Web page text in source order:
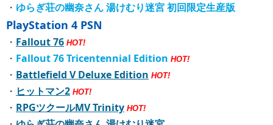
・ ゆらぎ荘の幽奈さん 湯けむり迷宮 初回限定生産版
PlayStation 4 PSN
・ Fallout 76 HOT!
・ Fallout 76 Tricentennial Edition HOT!
・ Battlefield V Deluxe Edition HOT!
・ ヒットマン2 HOT!
・ RPGツクールMV Trinity HOT!